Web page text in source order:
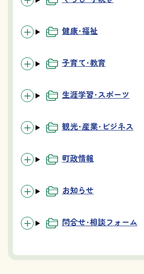
健康・福祉
子育て・教育
生涯学習・スポーツ
観光・産業・ビジネス
町政情報
お知らせ
問合せ・相談フォーム